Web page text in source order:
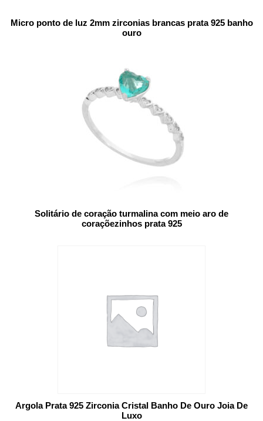
Micro ponto de luz 2mm zirconias brancas prata 925 banho
ouro
Solitário de coração turmalina com meio aro de
coraçõezinhos prata 925
Argola Prata 925 Zirconia Cristal Banho De Ouro Joia De
Luxo